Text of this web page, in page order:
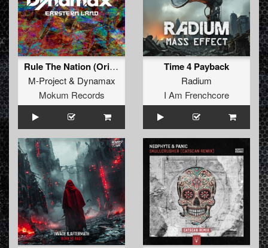
Rule The Nation (Original Mix)
M-Project& Dynamax
Mokum Records
Time 4 Payback
Radium
I Am Frenchcore